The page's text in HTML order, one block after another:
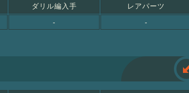
ダリル編入手
レアパーツ
- -